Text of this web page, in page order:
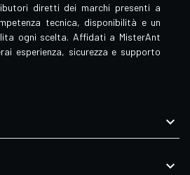
diretti dei marchi presenti a
tecnica, disponibilità e un
ogni scelta. Affidati a MisterAnt
esperienza, sicurezza e supporto

